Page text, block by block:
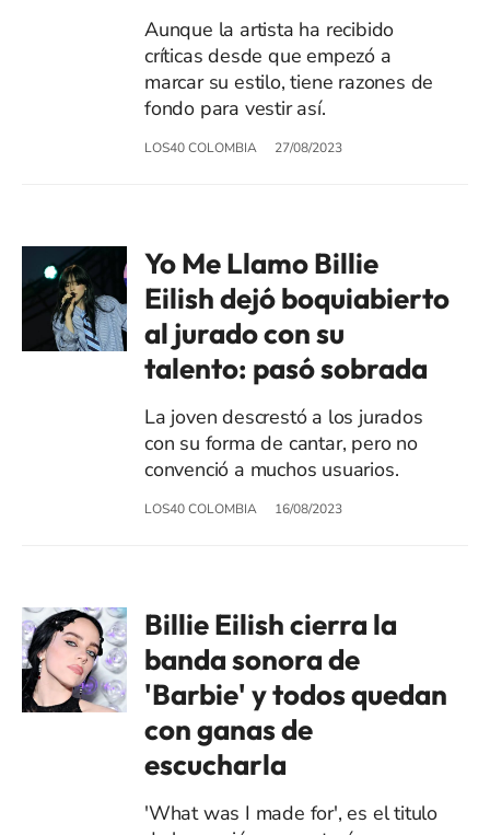
Aunque la artista ha recibido
críticas desde que empezó a
marcar su estilo, tiene razones de
fondo para vestir así.
LOS40 COLOMBIA 27/08/2023
Yo Me Llamo Billie
Eilish dejó boquiabierto
al jurado con su
talento: pasó sobrada
La joven descrestó a los jurados
con su forma de cantar, pero no
convenció a muchos usuarios.
LOS40 COLOMBIA 16/08/2023
Billie Eilish cierra la
banda sonora de
'Barbie' y todos quedan
con ganas de
escucharla
'What was I made for', es el titulo